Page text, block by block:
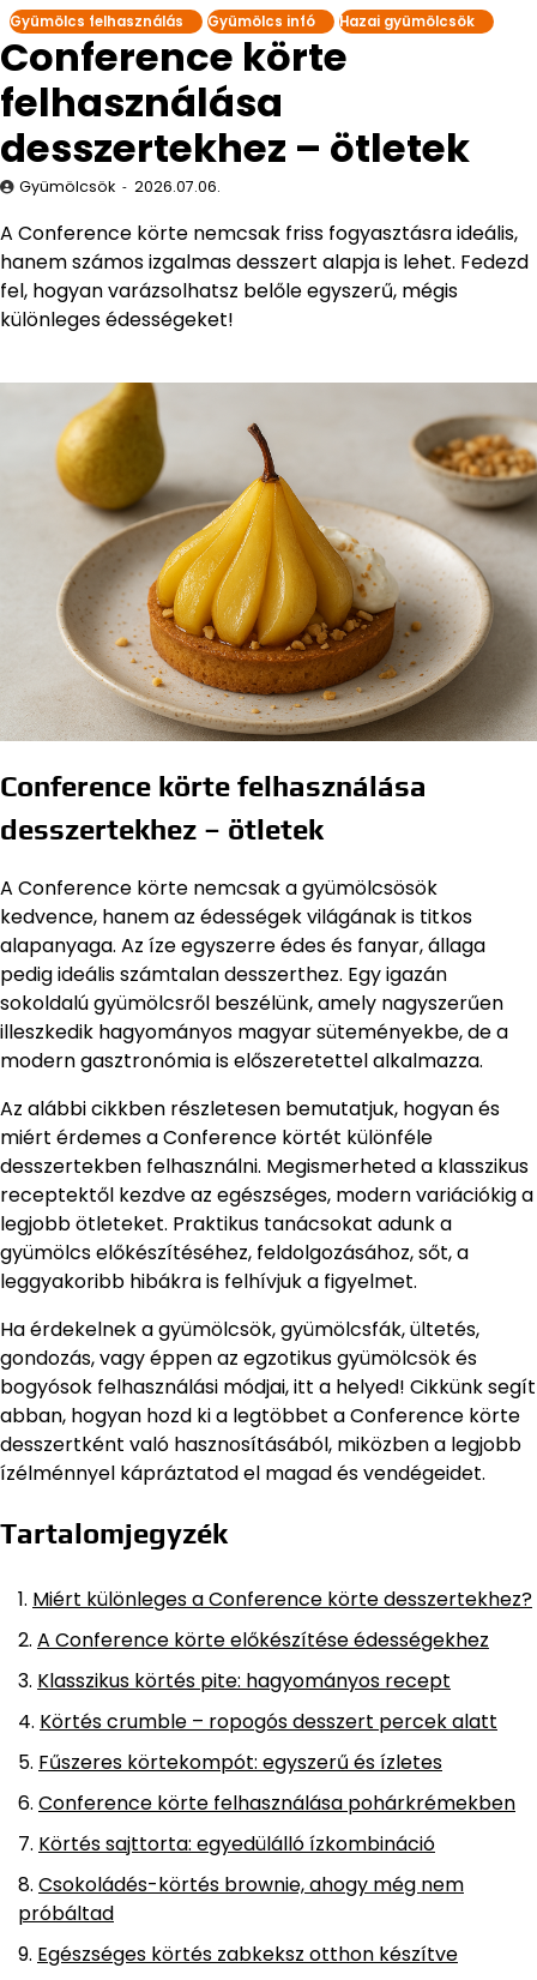
Gyümölcs felhasználás Gyümölcs infó Hazai gyümölcsök
Conference körte
felhasználása
desszertekhez – ötletek
Gyümölcsök 2026.07.06.
A Conference körte nemcsak friss fogyasztásra ideális,
hanem számos izgalmas desszert alapja is lehet. Fedezd
fel, hogyan varázsolhatsz belőle egyszerű, mégis
különleges édességeket!
Conference körte felhasználása
desszertekhez – ötletek
A Conference körte nemcsak a gyümölcsösök
kedvence, hanem az édességek világának is titkos
alapanyaga. Az íze egyszerre édes és fanyar, állaga
pedig ideális számtalan desszerthez. Egy igazán
sokoldalú gyümölcsről beszélünk, amely nagyszerűen
illeszkedik hagyományos magyar süteményekbe, de a
modern gasztronómia is előszeretettel alkalmazza.
Az alábbi cikkben részletesen bemutatjuk, hogyan és
miért érdemes a Conference körtét különféle
desszertekben felhasználni. Megismerheted a klasszikus
receptektől kezdve az egészséges, modern variációkig a
legjobb ötleteket. Praktikus tanácsokat adunk a
gyümölcs előkészítéséhez, feldolgozásához, sőt, a
leggyakoribb hibákra is felhívjuk a figyelmet.
Ha érdekelnek a gyümölcsök, gyümölcsfák, ültetés,
gondozás, vagy éppen az egzotikus gyümölcsök és
bogyósok felhasználási módjai, itt a helyed! Cikkünk segít
abban, hogyan hozd ki a legtöbbet a Conference körte
desszertként való hasznosításából, miközben a legjobb
ízélménnyel kápráztatod el magad és vendégeidet.
Tartalomjegyzék
Miért különleges a Conference körte desszertekhez?
A Conference körte előkészítése édességekhez
Klasszikus körtés pite: hagyományos recept
Körtés crumble – ropogós desszert percek alatt
Fűszeres körtekompót: egyszerű és ízletes
Conference körte felhasználása pohárkrémekben
Körtés sajttorta: egyedülálló ízkombináció
Csokoládés-körtés brownie, ahogy még nem
próbáltad
Egészséges körtés zabkeksz otthon készítve